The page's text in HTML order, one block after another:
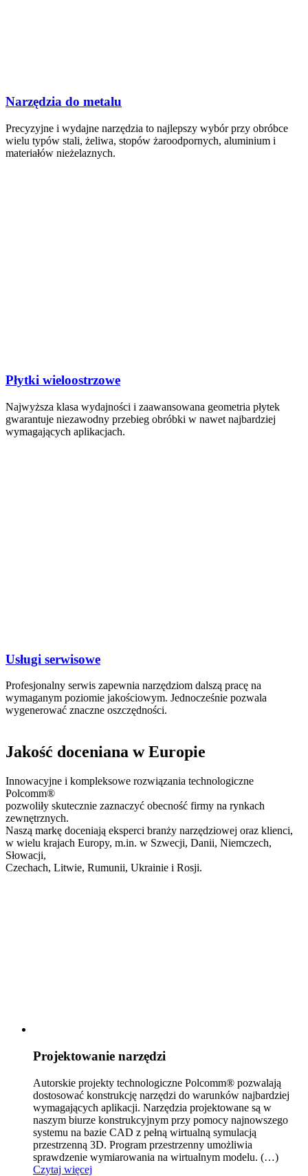
Narzędzia do metalu
Precyzyjne i wydajne narzędzia to najlepszy wybór przy obróbce
wielu typów stali, żeliwa, stopów żaroodpornych, aluminium i
materiałów nieżelaznych.
Płytki wieloostrzowe
Najwyższa klasa wydajności i zaawansowana geometria płytek
gwarantuje niezawodny przebieg obróbki w nawet najbardziej
wymagających aplikacjach.
Usługi serwisowe
Profesjonalny serwis zapewnia narzędziom dalszą pracę na
wymaganym poziomie jakościowym. Jednocześnie pozwala
wygenerować znaczne oszczędności.
Jakość doceniana w Europie
Innowacyjne i kompleksowe rozwiązania technologiczne
Polcomm®
pozwoliły skutecznie zaznaczyć obecność firmy na rynkach
zewnętrznych.
Naszą markę doceniają eksperci branży narzędziowej oraz klienci,
w wielu krajach Europy, m.in. w Szwecji, Danii, Niemczech,
Słowacji,
Czechach, Litwie, Rumunii, Ukrainie i Rosji.
Projektowanie narzędzi
Autorskie projekty technologiczne Polcomm® pozwalają
dostosować konstrukcję narzędzi do warunków najbardziej
wymagających aplikacji. Narzędzia projektowane są w
naszym biurze konstrukcyjnym przy pomocy najnowszego
systemu na bazie CAD z pełną wirtualną symulacją
przestrzenną 3D. Program przestrzenny umożliwia
sprawdzenie wymiarowania na wirtualnym modelu. (…)
Czytaj więcej